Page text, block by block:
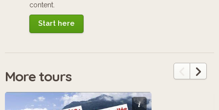
content.
Start here
More tours
i